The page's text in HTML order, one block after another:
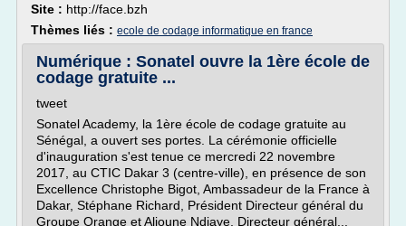
Site : http://face.bzh
Thèmes liés : ecole de codage informatique en france
Numérique : Sonatel ouvre la 1ère école de
codage gratuite ...
tweet
Sonatel Academy, la 1ère école de codage gratuite au
Sénégal, a ouvert ses portes. La cérémonie officielle
d'inauguration s'est tenue ce mercredi 22 novembre
2017, au CTIC Dakar 3 (centre-ville), en présence de son
Excellence Christophe Bigot, Ambassadeur de la France à
Dakar, Stéphane Richard, Président Directeur général du
Groupe Orange et Alioune Ndiaye, Directeur général...